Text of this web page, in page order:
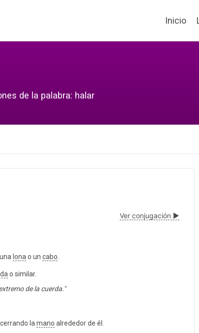
Inicio
de la palabra: halar
Ver conjugación ▶
lonao un cabo.
o similar.
de la cuerda."
lamano alrededor de él.